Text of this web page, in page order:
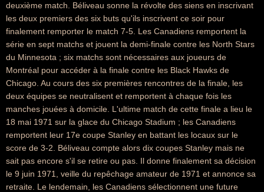
deuxième match. Béliveau sonne la révolte des siens en inscrivant
les deux premiers des six buts qu'ils inscrivent ce soir pour
finalement remporter le match 7-5. Les Canadiens remportent la
série en sept matchs et jouent la demi-finale contre les North Stars
du Minnesota ; six matchs sont nécessaires aux joueurs de
Montréal pour accéder à la finale contre les Black Hawks de
Chicago. Au cours des six premières rencontres de la finale, les
deux équipes se neutralisent et remportent à chaque fois les
manches jouées à domicile. L'ultime match de cette finale a lieu le
18 mai 1971 sur la glace du Chicago Stadium ; les Canadiens
remportent leur 17e coupe Stanley en battant les locaux sur le
score de 3-2. Béliveau compte alors dix coupes Stanley mais ne
sait pas encore s'il se retire ou pas. Il donne finalement sa décision
le 9 juin 1971, veille du repêchage amateur de 1971 et annonce sa
retraite. Le lendemain, les Canadiens sélectionnent une future